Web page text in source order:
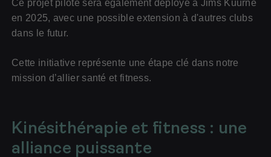
Ce projet pilote sera également déployé à Jims Kuurne
en 2025, avec une possible extension à d'autres clubs
dans le futur.
Cette initiative représente une étape clé dans notre
mission d’allier santé et fitness.
Kinésithérapie et fitness : une
alliance puissante